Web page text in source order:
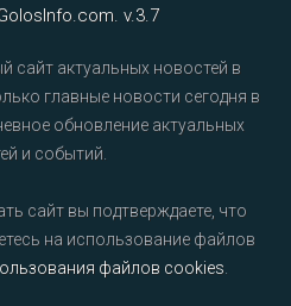
v.3.7
сайт актуальных новостей в
главные новости сегодня в
обновление актуальных
и событий.
сайт вы подтверждаете, что
на использование файлов
файлов cookies